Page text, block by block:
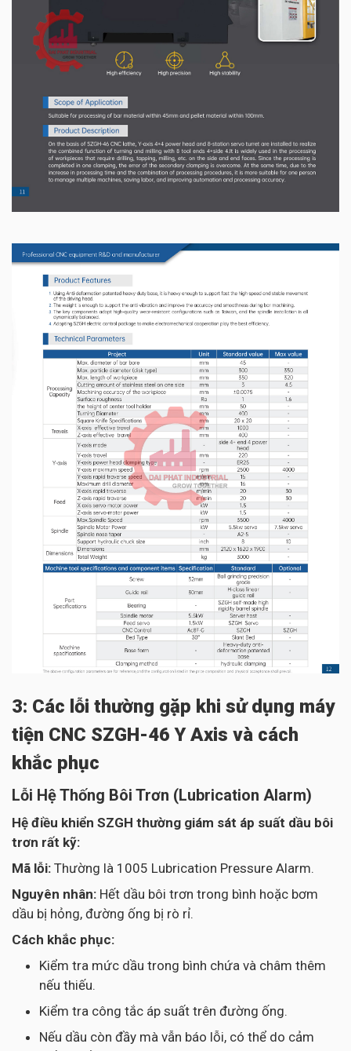
3: Các lỗi thường gặp khi sử dụng máy
tiện CNC SZGH-46 Y Axis và cách
khắc phục
Lỗi Hệ Thống Bôi Trơn (Lubrication Alarm)
Hệ điều khiển SZGH thường giám sát áp suất dầu bôi
trơn rất kỹ:
Mã lỗi: Thường là 1005 Lubrication Pressure Alarm.
Nguyên nhân: Hết dầu bôi trơn trong bình hoặc bơm
dầu bị hỏng, đường ống bị rò rỉ.
Cách khắc phục:
Kiểm tra mức dầu trong bình chứa và châm thêm
nếu thiếu.
Kiểm tra công tắc áp suất trên đường ống.
Nếu dầu còn đầy mà vẫn báo lỗi, có thể do cảm